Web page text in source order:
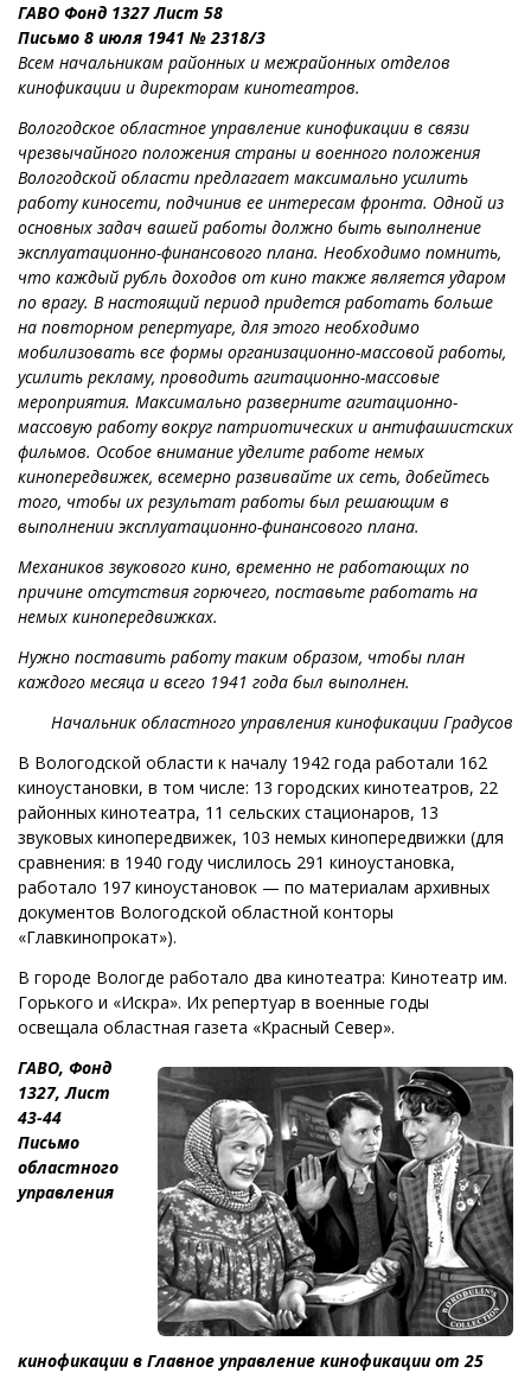
ГАВО Фонд 1327 Лист 58
Письмо 8 июля 1941 № 2318/3
Всем начальникам районных и межрайонных отделов
кинофикации и директорам кинотеатров.
Вологодское областное управление кинофикации в связи
чрезвычайного положения страны и военного положения
Вологодской области предлагает максимально усилить
работу киносети, подчинив ее интересам фронта. Одной из
основных задач вашей работы должно быть выполнение
эксплуатационно-финансового плана. Необходимо помнить,
что каждый рубль доходов от кино также является ударом
по врагу. В настоящий период придется работать больше
на повторном репертуаре, для этого необходимо
мобилизовать все формы организационно-массовой работы,
усилить рекламу, проводить агитационно-массовые
мероприятия. Максимально разверните агитационно-
массовую работу вокруг патриотических и антифашистских
фильмов. Особое внимание уделите работе немых
кинопередвижек, всемерно развивайте их сеть, добейтесь
того, чтобы их результат работы был решающим в
выполнении эксплуатационно-финансового плана.
Механиков звукового кино, временно не работающих по
причине отсутствия горючего, поставьте работать на
немых кинопередвижках.
Нужно поставить работу таким образом, чтобы план
каждого месяца и всего 1941 года был выполнен.
Начальник областного управления кинофикации Градусов
В Вологодской области к началу 1942 года работали 162
киноустановки, в том числе: 13 городских кинотеатров, 22
районных кинотеатра, 11 сельских стационаров, 13
звуковых кинопередвижек, 103 немых кинопередвижки (для
сравнения: в 1940 году числилось 291 киноустановка,
работало 197 киноустановок — по материалам архивных
документов Вологодской областной конторы
«Главкинопрокат»).
В городе Вологде работало два кинотеатра: Кинотеатр им.
Горького и «Искра». Их репертуар в военные годы
освещала областная газета «Красный Север».
ГАВО, Фонд
1327, Лист
43-44
Письмо
областного
управления
кинофикации в Главное управление кинофикации от 25